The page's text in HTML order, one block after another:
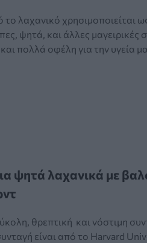
λαχανικό χρησιμοποιείται
ψητά, και άλλες μαγειρικές
πολλά οφέλη για την υγεία
ψητά λαχανικά με
θρεπτική και νόστιμη
είναι από το Harvard